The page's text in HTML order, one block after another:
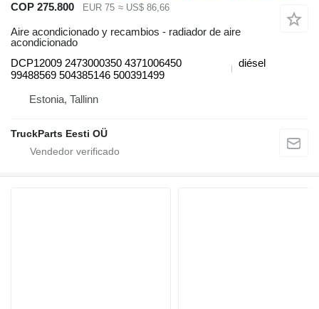
COP 275.800 EUR 75 ≈ US$ 86,66
Aire acondicionado y recambios - radiador de aire
acondicionado
DCP12009 2473000350 4371006450
99488569 504385146 500391499
diésel
Estonia, Tallinn
TruckParts Eesti OÜ